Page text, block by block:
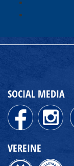
SOCIAL MEDIA
VEREINE